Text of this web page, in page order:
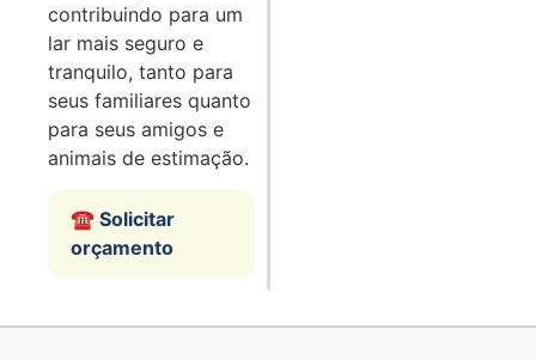
contribuindo para um
lar mais seguro e
tranquilo, tanto para
seus familiares quanto
para seus amigos e
animais de estimação.
☎️ Solicitar
orçamento